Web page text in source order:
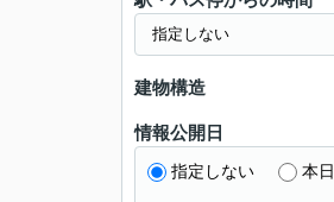
建物構造
情報公開日
指定しない 本日